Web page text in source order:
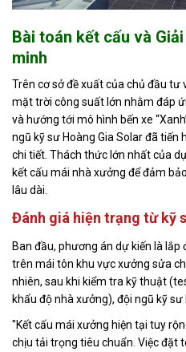
Bài toán kết cấu và
minh
Trên cơ sở đề xuất của chủ đầu tư
mặt trời công suất lớn nhằm đáp
và hướng tới mô hình bến xe
ngũ kỹ sư Hoàng Gia Solar đã
chi tiết. Thách thức lớn nhất của
kết cấu mái nhà xưởng để đảm
lâu dài.
Đánh giá hiện trạng từ kỹ
Ban đầu, phương án dự kiến là
trên mái tôn khu vực xưởng sửa
nhiên, sau khi kiểm tra kỹ thuật
khẩu độ nhà xưởng), đội ngũ kỹ sư
"Kết cấu mái xưởng hiện tại tuy
chịu tải trọng tiêu chuẩn. Việc đặt